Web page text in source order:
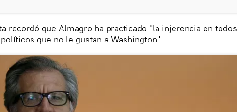
recordó que Almagro ha practicado "la injerencia en todos
que no le gustan a Washington".